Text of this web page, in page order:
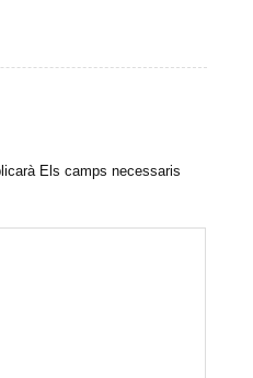
Els camps necessaris